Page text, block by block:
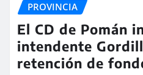
PROVINCIA
El CD de Pomán
intendente
retención de